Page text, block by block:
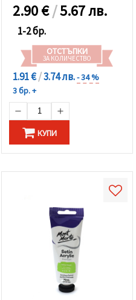
2.90€/5.67 лв.
1-2 бр.
ОТСТЪПКИ
ЗА КОЛИЧЕСТВО
1.91 €/3.74 лв.- 34 %
3 бр. +
КУПИ